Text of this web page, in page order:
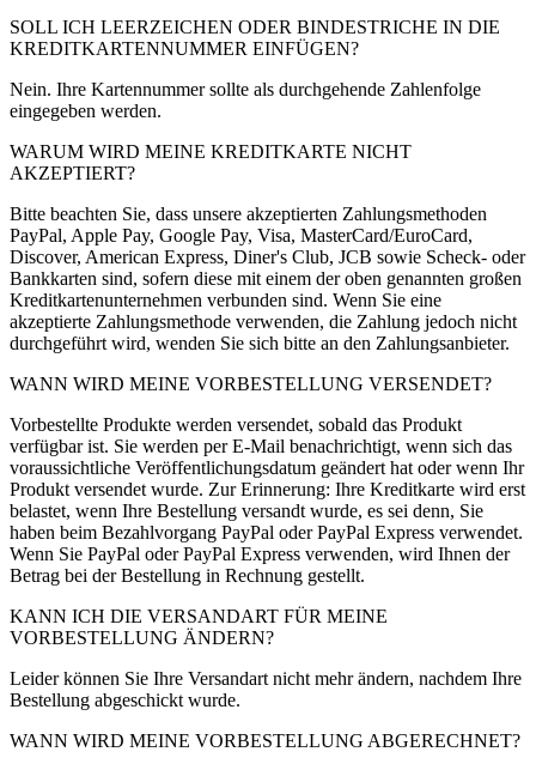
SOLL ICH LEERZEICHEN ODER BINDESTRICHE IN DIE
KREDITKARTENNUMMER EINFÜGEN?
Nein. Ihre Kartennummer sollte als durchgehende Zahlenfolge
eingegeben werden.
WARUM WIRD MEINE KREDITKARTE NICHT
AKZEPTIERT?
Bitte beachten Sie, dass unsere akzeptierten Zahlungsmethoden
PayPal, Apple Pay, Google Pay, Visa, MasterCard/EuroCard,
Discover, American Express, Diner's Club, JCB sowie Scheck- oder
Bankkarten sind, sofern diese mit einem der oben genannten großen
Kreditkartenunternehmen verbunden sind. Wenn Sie eine
akzeptierte Zahlungsmethode verwenden, die Zahlung jedoch nicht
durchgeführt wird, wenden Sie sich bitte an den Zahlungsanbieter.
WANN WIRD MEINE VORBESTELLUNG VERSENDET?
Vorbestellte Produkte werden versendet, sobald das Produkt
verfügbar ist. Sie werden per E-Mail benachrichtigt, wenn sich das
voraussichtliche Veröffentlichungsdatum geändert hat oder wenn Ihr
Produkt versendet wurde. Zur Erinnerung: Ihre Kreditkarte wird erst
belastet, wenn Ihre Bestellung versandt wurde, es sei denn, Sie
haben beim Bezahlvorgang PayPal oder PayPal Express verwendet.
Wenn Sie PayPal oder PayPal Express verwenden, wird Ihnen der
Betrag bei der Bestellung in Rechnung gestellt.
KANN ICH DIE VERSANDART FÜR MEINE
VORBESTELLUNG ÄNDERN?
Leider können Sie Ihre Versandart nicht mehr ändern, nachdem Ihre
Bestellung abgeschickt wurde.
WANN WIRD MEINE VORBESTELLUNG ABGERECHNET?